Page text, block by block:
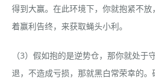
得到大赢。在此环境下，你就抱紧不
着赢利告终，来获取蝇头小利。
（3）假如抱的是逆势仓，那你就处于
退，不造成亏损，那就黑白常荣幸的